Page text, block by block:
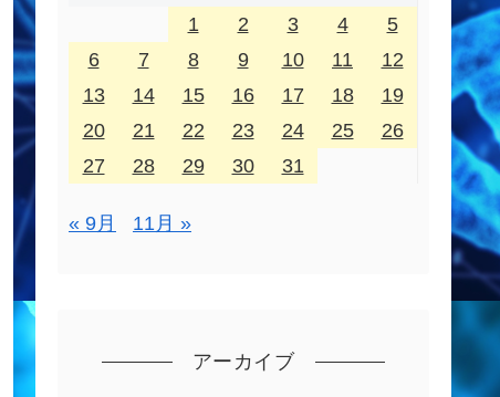
1 2 3 4
5
6
7 8 9 10 11
12
13
14 15 16 17 18
19
20
21 22 23 24 25
26
27
28 29 30 31
« 9月 11月 »
アーカイブ